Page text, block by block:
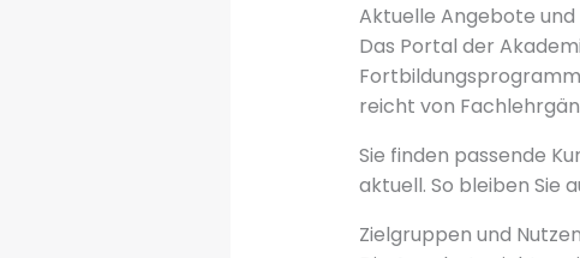
Aktuelle Angebote
Das Portal der
reicht von
Sie finden passende
aktuell. So bleiben Sie
Zielgruppen und